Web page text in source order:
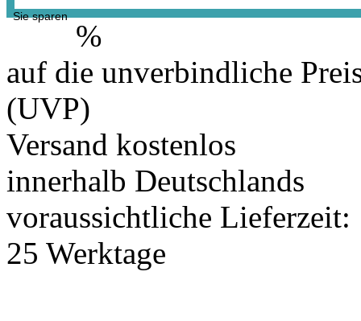
Sie sparen
%
auf die unverbindliche
(UVP)
Versand kostenlos
innerhalb Deutschlands
voraussichtliche Lieferzeit:
25 Werktage